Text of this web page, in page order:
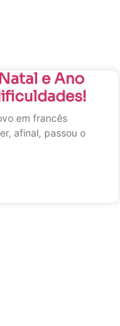
e Ano
em francês
afinal, passou o